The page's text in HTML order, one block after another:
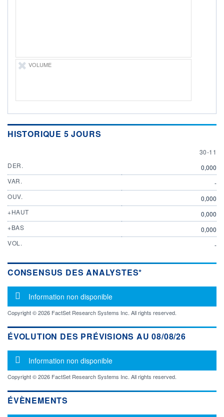
VOLUME
HISTORIQUE 5 JOURS
30
30-11
DER.
0,000
VAR.
-
OUV.
0,000
+HAUT
0,000
+BAS
0,000
VOL.
-
CONSENSUS DES ANALYSTES*
Message d'information
Information non disponible
Copyright © 2026 FactSet Research Systems Inc. All rights reserved.
ÉVOLUTION DES PRÉVISIONS AU 08/08/26
Message d'information
Information non disponible
Copyright © 2026 FactSet Research Systems Inc. All rights reserved.
ÉVÈNEMENTS